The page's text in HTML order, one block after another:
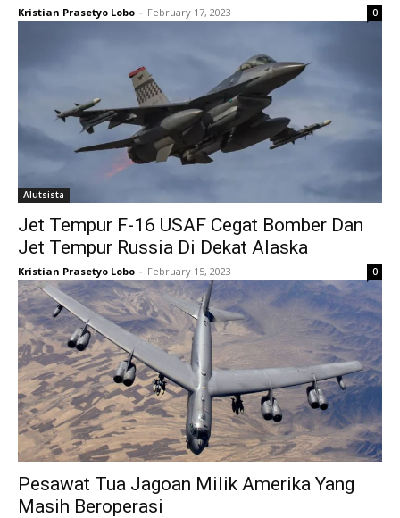
Kristian Prasetyo Lobo - February 17, 2023 0
Alutsista
Jet Tempur F-16 USAF Cegat Bomber Dan
Jet Tempur Russia Di Dekat Alaska
Kristian Prasetyo Lobo - February 15, 2023 0
Pesawat Tua Jagoan Milik Amerika Yang
Masih Beroperasi